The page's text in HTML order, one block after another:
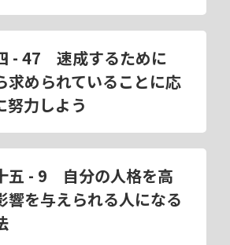
- 47 速成するために
求められていることに応
努力しよう
五 - 9 自分の人格を高
響を与えられる人になる